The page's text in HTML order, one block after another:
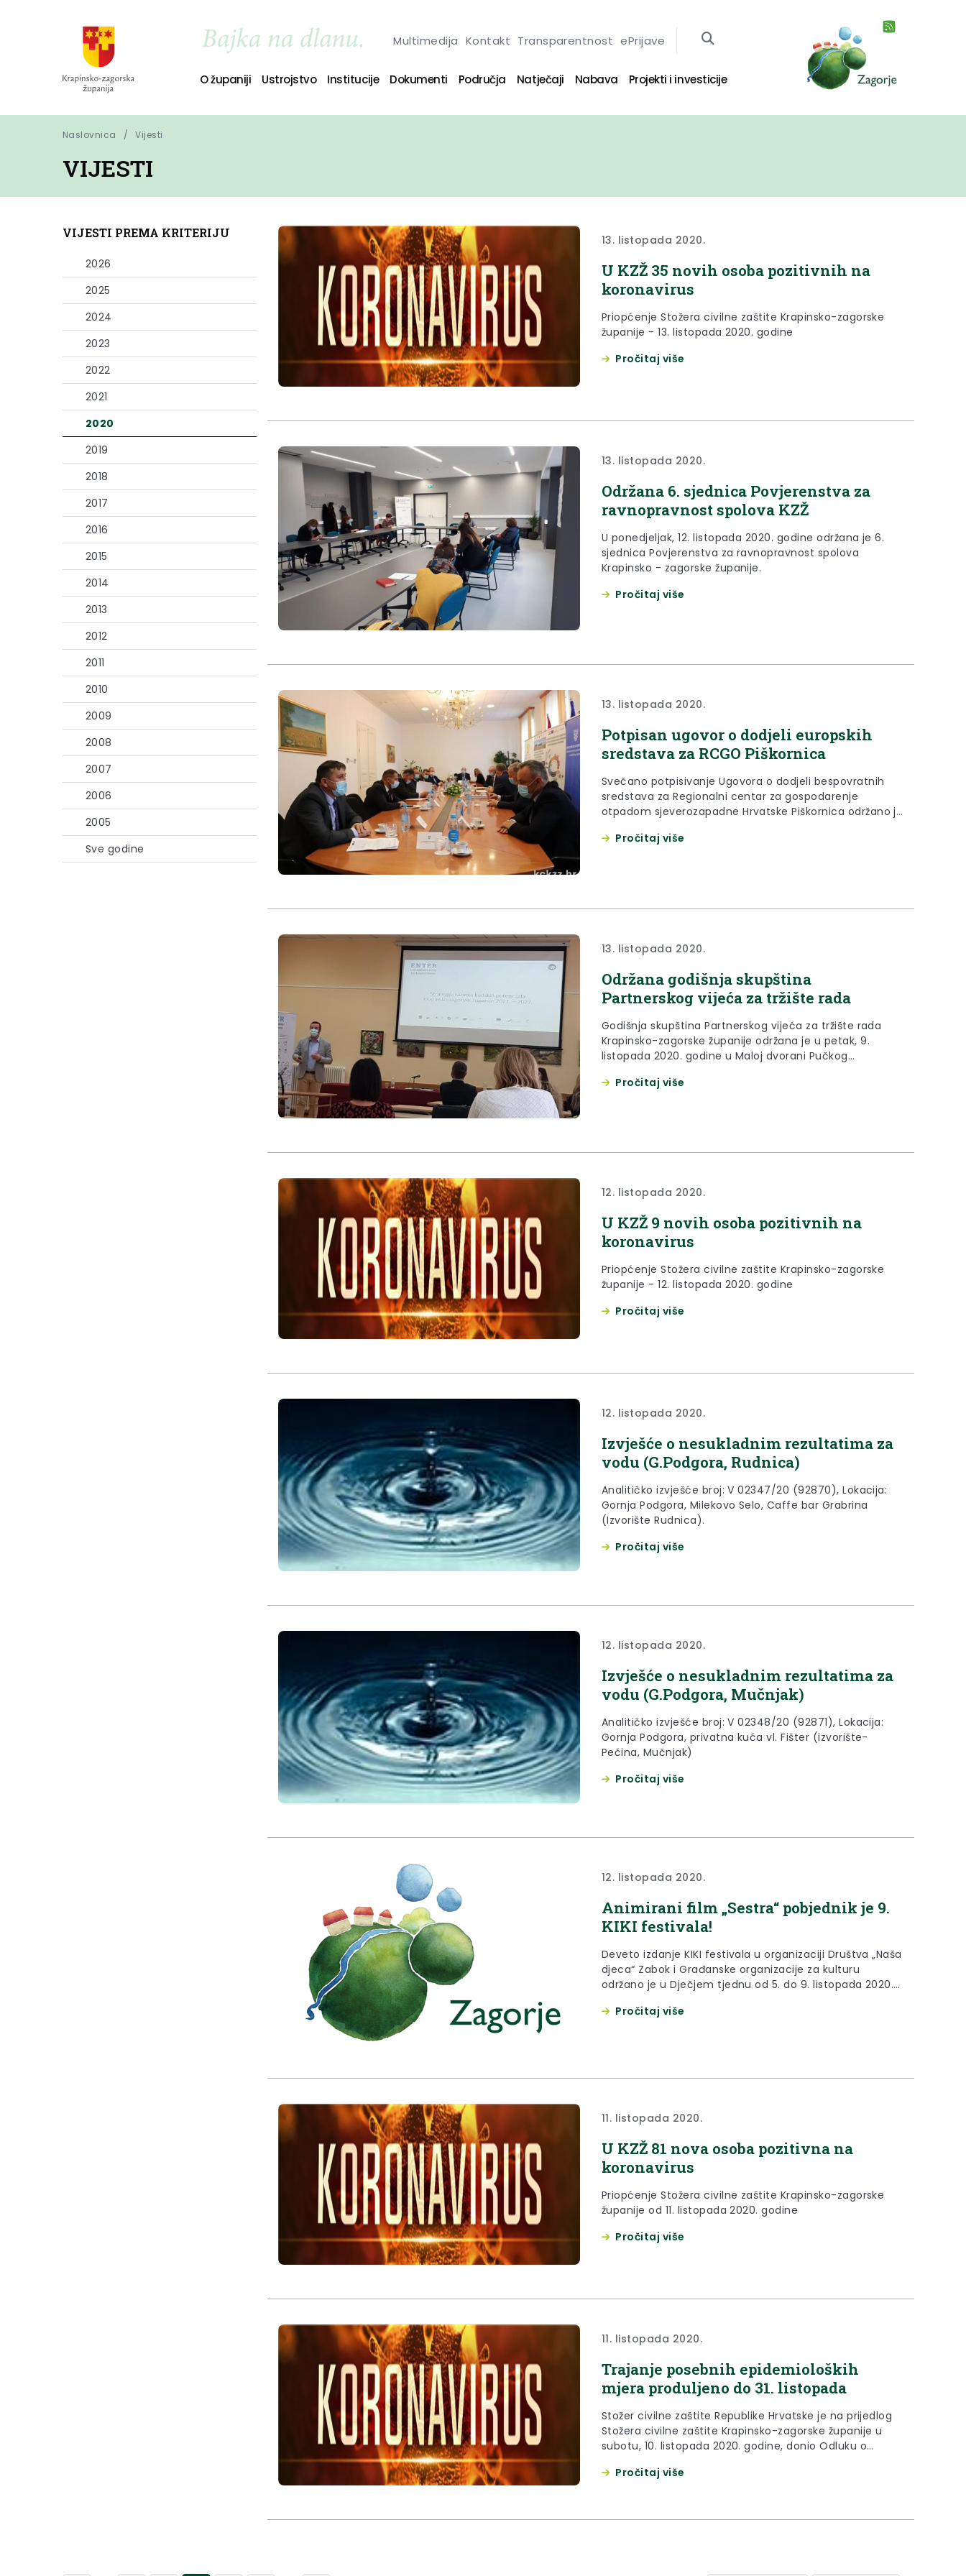
Multimedija Kontakt Transparentnost ePrijave
O županiji Ustrojstvo Institucije Dokumenti Područja Natječaji Nabava Projekti i investicije
Naslovnica Vijesti
VIJESTI
VIJESTI PREMA KRITERIJU
2026
2025
2024
2023
2022
2021
2020
2019
2018
2017
2016
2015
2014
2013
2012
2011
2010
2009
2008
2007
2006
2005
Sve godine
13. listopada 2020.
U KZŽ 35 novih osoba pozitivnih na
koronavirus
Priopćenje Stožera civilne zaštite Krapinsko-zagorske
županije - 13. listopada 2020. godine
Pročitaj više
13. listopada 2020.
Održana 6. sjednica Povjerenstva za
ravnopravnost spolova KZŽ
U ponedjeljak, 12. listopada 2020. godine održana je 6.
sjednica Povjerenstva za ravnopravnost spolova
Krapinsko - zagorske županije.
Pročitaj više
13. listopada 2020.
Potpisan ugovor o dodjeli europskih
sredstava za RCGO Piškornica
Svečano potpisivanje Ugovora o dodjeli bespovratnih
sredstava za Regionalni centar za gospodarenje
otpadom sjeverozapadne Hrvatske Piškornica održano je
Koprivničko-križevačke županije u Koprivnici.
Pročitaj više
13. listopada 2020.
Održana godišnja skupština
Partnerskog vijeća za tržište rada
Godišnja skupština Partnerskog vijeća za tržište rada
Krapinsko-zagorske županije održana je u petak, 9.
listopada 2020. godine u Maloj dvorani Pučkog
Pročitaj više
12. listopada 2020.
U KZŽ 9 novih osoba pozitivnih na
koronavirus
Priopćenje Stožera civilne zaštite Krapinsko-zagorske
županije - 12. listopada 2020. godine
Pročitaj više
12. listopada 2020.
Izvješće o nesukladnim rezultatima za
vodu (G.Podgora, Rudnica)
Analitičko izvješće broj: V 02347/20 (92870), Lokacija:
Gornja Podgora, Milekovo Selo, Caffe bar Grabrina
(Izvorište Rudnica).
Pročitaj više
12. listopada 2020.
Izvješće o nesukladnim rezultatima za
vodu (G.Podgora, Mučnjak)
Analitičko izvješće broj: V 02348/20 (92871), Lokacija:
Gornja Podgora, privatna kuća vl. Fišter (izvorište-
Pećina, Mučnjak)
Pročitaj više
12. listopada 2020.
Animirani film „Sestra“ pobjednik je 9.
KIKI festivala!
Deveto izdanje KIKI festivala u organizaciji Društva „Naša
djeca“ Zabok i Građanske organizacije za kulturu
održano je u Dječjem tjednu od 5. do 9. listopada 2020.
Pročitaj više
11. listopada 2020.
U KZŽ 81 nova osoba pozitivna na
koronavirus
Priopćenje Stožera civilne zaštite Krapinsko-zagorske
županije od 11. listopada 2020. godine
Pročitaj više
11. listopada 2020.
Trajanje posebnih epidemioloških
mjera produljeno do 31. listopada
Stožer civilne zaštite Republike Hrvatske je na prijedlog
Stožera civilne zaštite Krapinsko-zagorske županije u
subotu, 10. listopada 2020. godine, donio Odluku o
epidemioloških mjera za područje Krapinsko-zagorske
Pročitaj više